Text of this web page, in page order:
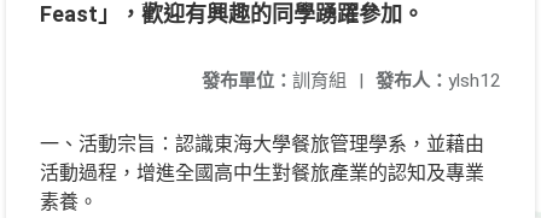
Feast」，歡迎有興趣的同學踴躍參加。
發布人： ylsh12
發布單位： 訓育組 |
一、活動宗旨：認識東海大學餐旅管理學系，並藉由
活動過程，增進全國高中生對餐旅產業的認知及專業
素養。